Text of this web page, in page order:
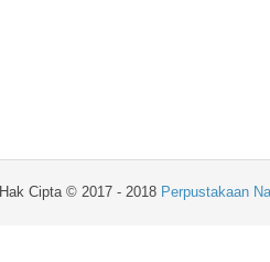
Hak Cipta © 2017 - 2018 Perpustakaan